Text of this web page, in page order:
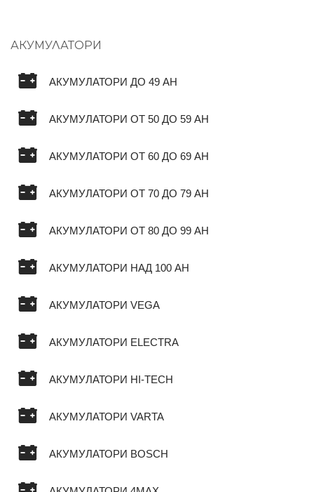
АКУМУЛАТОРИ
АКУМУЛАТОРИ ДО 49 AH
АКУМУЛАТОРИ ОТ 50 ДО 59 AH
АКУМУЛАТОРИ ОТ 60 ДО 69 AH
АКУМУЛАТОРИ ОТ 70 ДО 79 AH
АКУМУЛАТОРИ ОТ 80 ДО 99 AH
АКУМУЛАТОРИ НАД 100 AH
АКУМУЛАТОРИ VEGA
АКУМУЛАТОРИ ELECTRA
АКУМУЛАТОРИ HI-TECH
АКУМУЛАТОРИ VARTA
АКУМУЛАТОРИ BOSCH